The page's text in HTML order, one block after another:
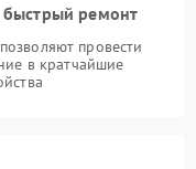
быстрый ремонт
провести
в кратчайшие